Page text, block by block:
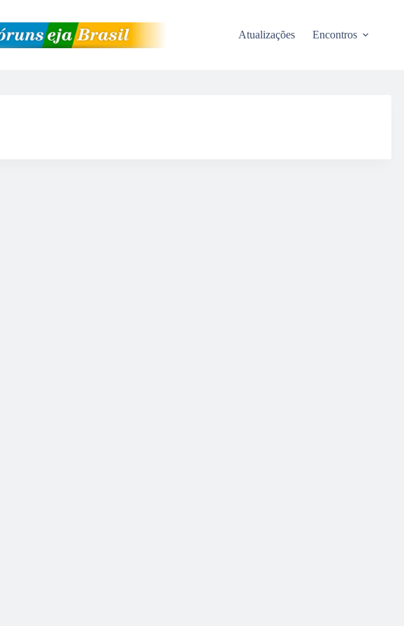
Atualizações Encontros